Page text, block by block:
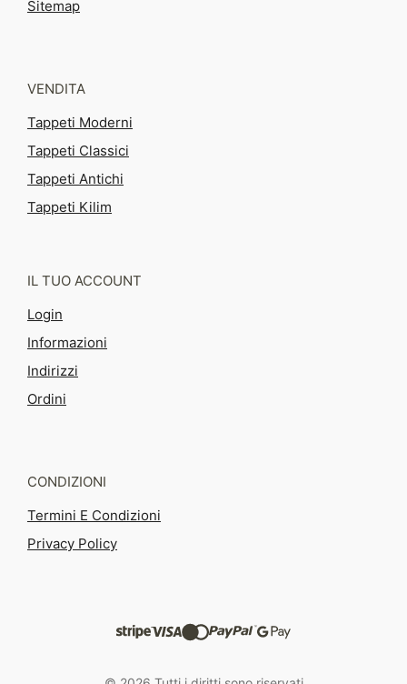
Sitemap
VENDITA
Tappeti Moderni
Tappeti Classici
Tappeti Antichi
Tappeti Kilim
IL TUO ACCOUNT
Login
Informazioni
Indirizzi
Ordini
CONDIZIONI
Termini E Condizioni
Privacy Policy